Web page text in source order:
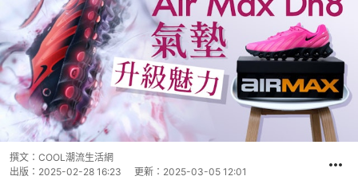
撰文： COOL潮流生活網
出版： 2025-02-28 16:23 更新： 2025-03-05 12:01